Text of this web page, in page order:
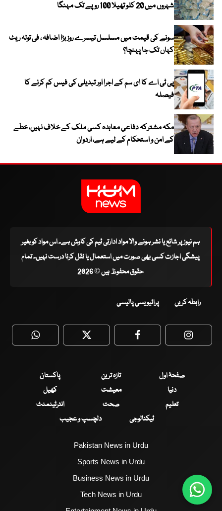
شہروں میں 20 کلو تھیلا 100 روپے تک مہنگا
سونے کی قیمت میں مسلسل تیسرے روز بڑا اضافہ ، فی تولہ ریٹ
کہاں تک جا پہنچا؟
پی ٹی اے کا ای سم کے اجرا اور تبدیلی کی فیس کم کرنے کا
فیصلہ
مکہ مشترکہ دفاعی معاہدہ کسی ملک کے خلاف نہیں، خطے
کے امن و استحکام کے لیے ہے، اردوان
ہم نیوز پر شائع یا نشر ہونے والا مواد ادارتی ٹیم کی کاوش ہے۔ اس مواد کو بغیر
پیشگی اجازت کسی بھی صورت میں استعمال یا نقل کرنا درست نہیں۔ تمام
حقوق محفوظ ہیں © 2026
رابطہ کریں پرائیویسی پالیسی
WhatsApp Twitter Facebook
صفحۂ اول تازہ ترین
پاکستان
دنیا
معیشت
کھیل
تعلیم
صحت
انٹرٹینمنٹ
ٹیکنالوجی
دلچسپ و عجیب
Pakistan News in Urdu
Sports News in Urdu
Business News in Urdu
Tech News in Urdu